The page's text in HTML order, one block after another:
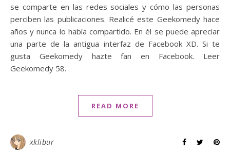
se comparte en las redes sociales y cómo las personas
perciben las publicaciones. Realicé este Geekomedy hace
años y nunca lo había compartido. En él se puede apreciar
una parte de la antigua interfaz de Facebook XD. Si te
gusta Geekomedy hazte fan en Facebook. Leer
Geekomedy 58.
READ MORE
xklibur